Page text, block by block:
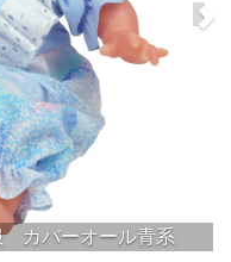
カバーオール青系